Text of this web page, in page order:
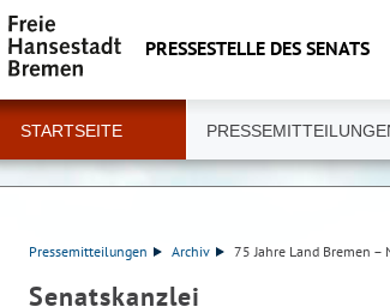
PRESSESTELLE DES SENATS
STARTSEITE
Pressemitteilungen Archiv 75 Jahre Land Bremen –
Senatskanzlei